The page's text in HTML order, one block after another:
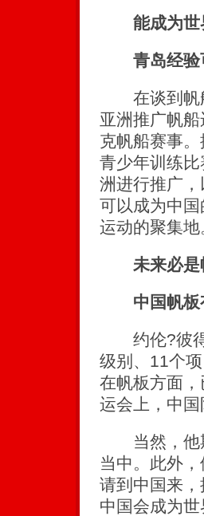
能成为世
青岛经验
在谈到帆船
亚洲推广帆
克帆船赛事
青少年训练
洲进行推广
可以成为中
运动的聚集地
未来必是
中国帆板
约伦?彼得
级别、11个
在帆板方面
运会上，中
当然，他期
当中。此外
请到中国来
中国会成为